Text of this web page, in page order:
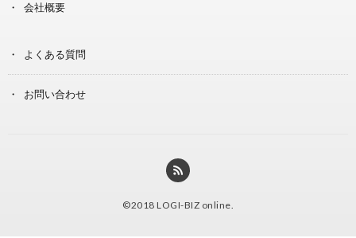
会社概要
よくある質問
お問い合わせ
©2018 LOGI-BIZ online.